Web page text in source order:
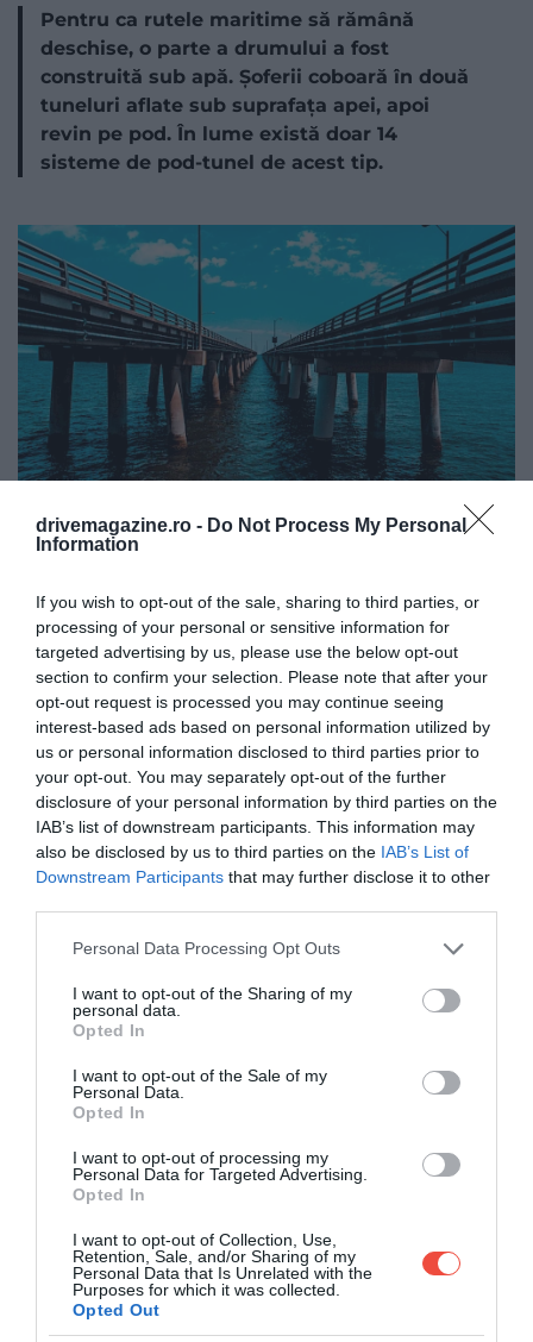
drivemagazine.ro - Do Not Process My Personal
Information
If you wish to opt-out of the sale, sharing to third parties, or
processing of your personal or sensitive information for
targeted advertising by us, please use the below opt-out
section to confirm your selection. Please note that after your
opt-out request is processed you may continue seeing
interest-based ads based on personal information utilized by
us or personal information disclosed to third parties prior to
your opt-out. You may separately opt-out of the further
disclosure of your personal information by third parties on the
IAB’s list of downstream participants. This information may
also be disclosed by us to third parties on the IAB’s List of
Downstream Participants that may further disclose it to other
Please note that this website/app uses one or more Google
not limited to your visit or usage behaviour. You may click to
grant or deny consent to Google and its third-party tags to
use your data for below specified purposes in below Google
consent section.
Personal Data Processing Opt Outs
I want to opt-out of the Sharing of my
personal data.
Opted In
I want to opt-out of the Sale of my
Personal Data.
Opted In
I want to opt-out of processing my
Personal Data for Targeted Advertising.
Opted In
I want to opt-out of Collection, Use,
Retention, Sale, and/or Sharing of my
Personal Data that Is Unrelated with the
Purposes for which it was collected.
Opted Out
Pentru ca rutele maritime să rămână
deschise, o parte a drumului a fost
construită sub apă. Șoferii coboară în două
tuneluri aflate sub suprafața apei, apoi
revin pe pod. În lume există doar 14
sisteme de pod-tunel de acest tip.
Foto:Shutterstock
Deși este bine proiectată, traversarea poate fi
urgență și cu puține locuri unde se poate opri. În
tuneluri, traficul se reduce la câte o bandă pe fiecare
sens, iar spațiul poate părea claustrofobic. Pentru
situații neprevăzute există patrule de poliție și